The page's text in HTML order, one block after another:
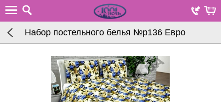
Набор постельного белья №р136 Евро